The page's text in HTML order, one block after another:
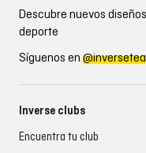
Descubre nuevos
deporte
Síguenos en
Inverse clubs
Encuentra tu club